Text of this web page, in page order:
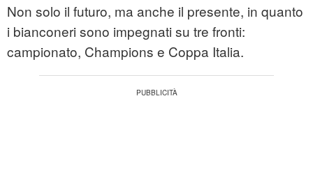
Non solo il futuro, ma anche il presente, in quanto
i bianconeri sono impegnati su tre fronti:
campionato, Champions e Coppa Italia.